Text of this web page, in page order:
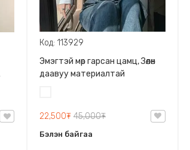
Код: 113929
Эмэгтэй мөр гарсан цамц, Зөөлөн
даавуу материалтай
22,500₮45,000₮
Бэлэн байгаа